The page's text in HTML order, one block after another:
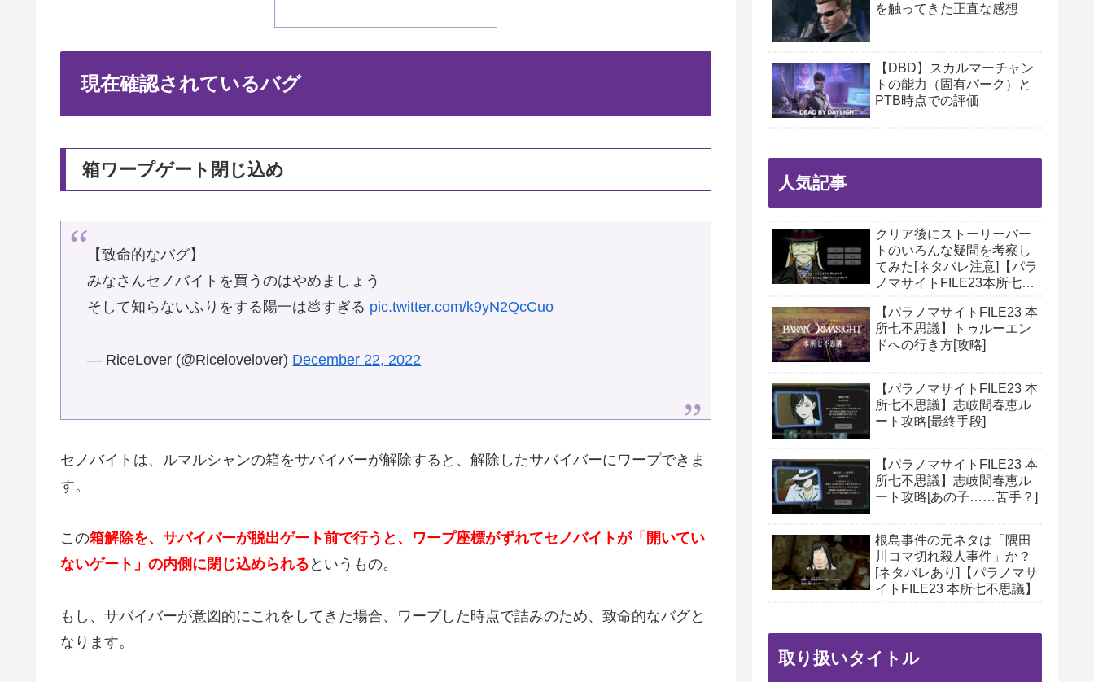
現在確認されているバグ
箱ワープゲート閉じ込め
【致命的なバグ】
みなさんセノバイトを買うのはやめましょう
そして知らないふりをする陽一は💩すぎる pic.twitter.com/k9yN2QcCuo
— RiceLover (@Ricelovelover) December 22, 2022
セノバイトは、ルマルシャンの箱をサバイバーが解除すると、解除したサバイバーにワープできま
す。
この箱解除を、サバイバーが脱出ゲート前で行うと、ワープ座標がずれてセノバイトが「開いてい
ないゲート」の内側に閉じ込められる というもの。
もし、サバイバーが意図的にこれをしてきた場合、ワープした時点で詰みのため、致命的なバグと
なります。
を触ってきた正直な感想
【DBD】スカルマーチャン
トの能力（固有パーク）と
PTB時点での評価
人気記事
クリア後にストーリーパー
トのいろんな疑問を考察し
てみた[ネタバレ注意]【パラ
ノマサイトFILE23本所七不
【パラノマサイトFILE23 本
所七不思議】トゥルーエン
ドへの行き方[攻略]
【パラノマサイトFILE23 本
所七不思議】志岐間春恵ル
ート攻略[最終手段]
【パラノマサイトFILE23 本
所七不思議】志岐間春恵ル
ート攻略[あの子……苦手？]
根島事件の元ネタは「隅田
川コマ切れ殺人事件」か？
[ネタバレあり]【パラノマサ
イトFILE23 本所七不思議】
取り扱いタイトル